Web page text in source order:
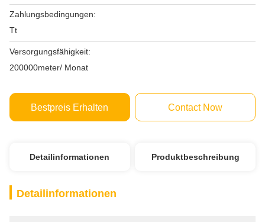
Zahlungsbedingungen:
Tt
Versorgungsfähigkeit:
200000meter/ Monat
Bestpreis Erhalten Contact Now
Detailinformationen Produktbeschreibung
Detailinformationen